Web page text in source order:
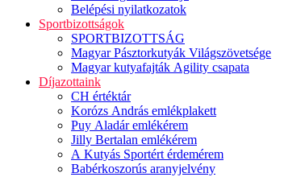
Belépési nyilatkozatok
Sportbizottságok
SPORTBIZOTTSÁG
Magyar Pásztorkutyák Világszövetsége
Magyar kutyafajták Agility csapata
Díjazottaink
CH értéktár
Korózs András emlékplakett
Puy Aladár emlékérem
Jilly Bertalan emlékérem
A Kutyás Sportért érdemérem
Babérkoszorús aranyjelvény